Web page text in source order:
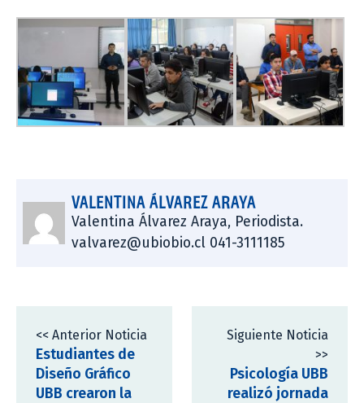
VALENTINA ÁLVAREZ ARAYA
Valentina Álvarez Araya, Periodista.
valvarez@ubiobio.cl 041-3111185
<< Anterior Noticia
Estudiantes de
Diseño Gráfico
UBB crearon la
Siguiente Noticia
>>
Psicología UBB
realizó jornada